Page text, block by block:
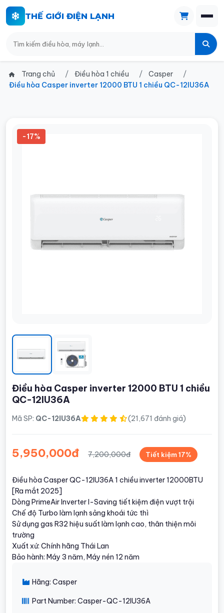
THẾ GIỚI ĐIỆN LẠNH
Trang chủ Điều hòa 1 chiều
Casper
Điều hòa Casper inverter 12000 BTU 1 chiều QC-12IU36A
-17%
Điều hòa Casper inverter 12000 BTU 1 chiều
QC-12IU36A
Mã SP: QC-12IU36A (21,671 đánh giá)
5,950,000đ 7,200,000đ Tiết kiệm 17%
Điều hòa Casper QC-12IU36A 1 chiều inverter 12000BTU
[Ra mắt 2025]
Dòng PrimeAir Inverter I-Saving tiết kiệm điện vượt trội
Chế độ Turbo làm lạnh sảng khoái tức thì
Sử dụng gas R32 hiệu suất làm lạnh cao, thân thiện môi
trường
Xuất xứ: Chính hãng Thái Lan
Bảo hành: Máy 3 năm, Máy nén 12 năm
Hãng: Casper
Part Number: Casper-QC-12IU36A